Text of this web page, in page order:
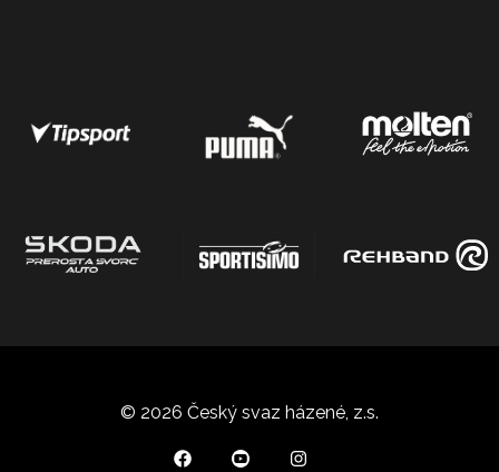
© 2026 Český svaz házené, z.s.